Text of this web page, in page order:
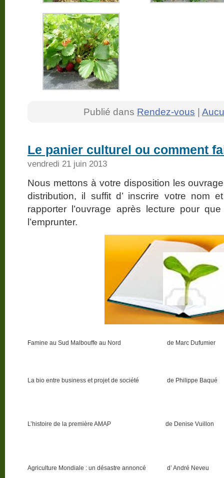
Publié dans Rendez-vous |
Le panier culturel ou comment
vendredi 21 juin 2013
Nous mettons à votre disposition les
distribution, il suffit d’ inscrire votre nom
rapporter l’ouvrage après lecture pour
l’emprunter.
Famine au Sud Malbouffe au Nord de Marc Dufumier
La bio entre business et projet de société de Philippe Baqué
L’histoire de la première AMAP de Denise Vuillon
Agriculture Mondiale : un désastre annoncé d’ André Neveu